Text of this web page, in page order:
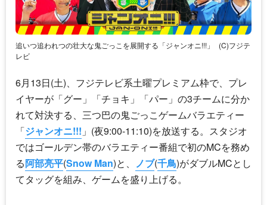
追いつ追われつの壮大な鬼ごっこを展開する「ジャンオニ!!!」
(C)フジテ
レビ
6月13日(土)、フジテレビ系土曜プレミアム枠で、プレ
イヤーが「グー」「チョキ」「パー」の3チームに分か
れて対決する、三つ巴の鬼ごっこゲームバラエティー
「ジャンオニ!!! 」(夜9:00-11:10)を放送する。スタジオ
ではゴールデン帯のバラエティー番組で初のMCを務め
る阿部亮平(Snow Man)と、 ノブ(千鳥)がダブルMCとし
てタッグを組み、ゲームを盛り上げる。